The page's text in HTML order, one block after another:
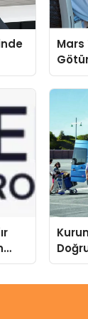
Mars
ve